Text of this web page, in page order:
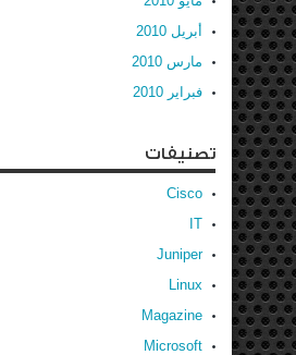
أبريل 2010
مارس 2010
فبراير 2010
تصنيفات
Cisco
IT
Juniper
Linux
Magazine
Microsoft